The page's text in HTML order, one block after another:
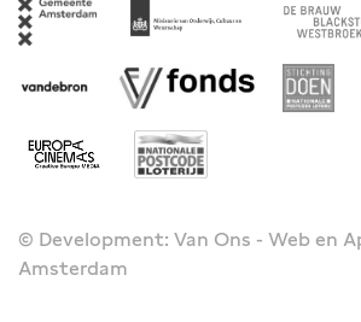
© Development: Van Ons - Web en
Amsterdam